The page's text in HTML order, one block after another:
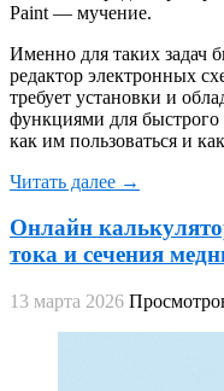
Paint — мучение.
Именно для таких задач
редактор электронных
требует установки и
функциями для быстрого
как им пользоваться и
Читать далее →
Онлайн
тока и сечения
13 марта 2026